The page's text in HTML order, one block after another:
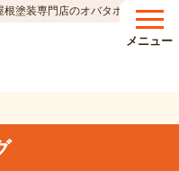
塗装専門店のオバタホーム
メニュー